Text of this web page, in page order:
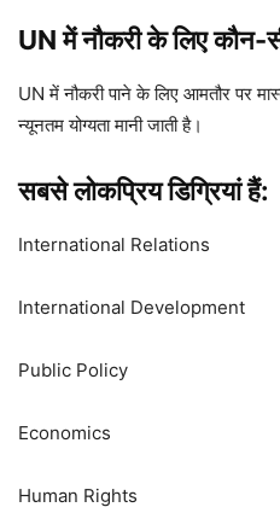
UN में नौकरी के लिए कौन-
UN में नौकरी पाने के लिए आमतौर पर
न्यूनतम योग्यता मानी जाती है।
सबसे लोकप्रिय डिग्रियां हैं:
International Relations
International Development
Public Policy
Economics
Human Rights